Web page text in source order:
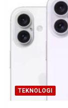
TEKNOLOGI